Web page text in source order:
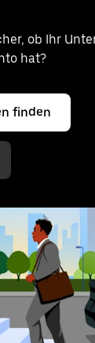
ob Ihr
hat?
finden